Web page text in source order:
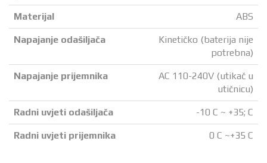
Materijal ABS
Napajanje odašiljača
Kinetičko (baterija nije
potrebna)
Napajanje prijemnika
AC 110-240V (utikač u
utičnicu)
Radni uvjeti odašiljača -10 C ~ +35; C
Radni uvjeti prijemnika 0 C ~+35 C